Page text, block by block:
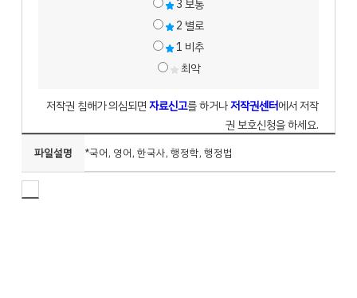
3보통
2 별로
1 비추
최악
저작권 침해가 의심되면자료신고를 하거나저작권센터에서 저작
권 보호신청을 하세요.
파일설명 *국어, 영어, 한국사, 행정학, 행정법